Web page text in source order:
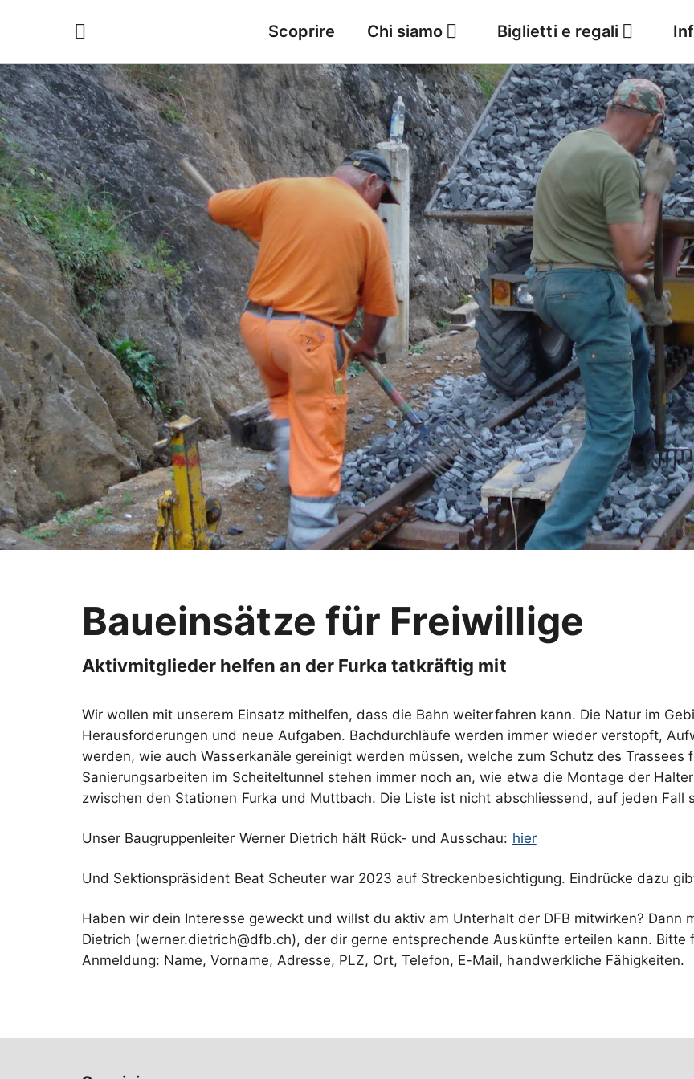
Scoprire Chi siamo Biglietti e regali
Il tempo
Baueinsätze für Freiwillige
Aktivmitglieder helfen an der Furka tatkräftig mit
Wir wollen mit unserem Einsatz mithelfen, dass die Bahn weiterfahren kann. Die Natur im
Herausforderungen und neue Aufgaben. Bachdurchläufe werden immer wieder verstopft,
werden, wie auch Wasserkanäle gereinigt werden müssen, welche zum Schutz des Trassees
Sanierungsarbeiten im Scheiteltunnel stehen immer noch an, wie etwa die Montage der
zwischen den Stationen Furka und Muttbach. Die Liste ist nicht abschliessend, auf jeden Fall
Unser Baugruppenleiter Werner Dietrich hält Rück- und Ausschau: hier
Und Sektionspräsident Beat Scheuter war 2023 auf Streckenbesichtigung. Eindrücke dazu
Haben wir dein Interesse geweckt und willst du aktiv am Unterhalt der DFB mitwirken? Dann
Dietrich (werner.dietrich@dfb.ch), der dir gerne entsprechende Auskünfte erteilen kann.
Anmeldung: Name, Vorname, Adresse, PLZ, Ort, Telefon, E-Mail, handwerkliche Fähigkeiten.